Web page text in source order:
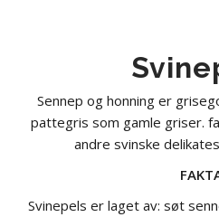
Sennep og honning er
pattegris som gamle griser.
andre svinske
Svinepels er laget av: søt